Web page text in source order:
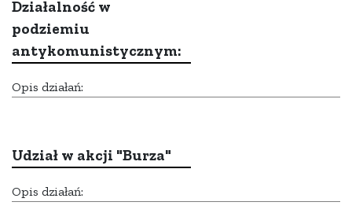
Działalność w
podziemiu
antykomunistycznym:
Opis działań:
Udział w akcji "Burza"
Opis działań: